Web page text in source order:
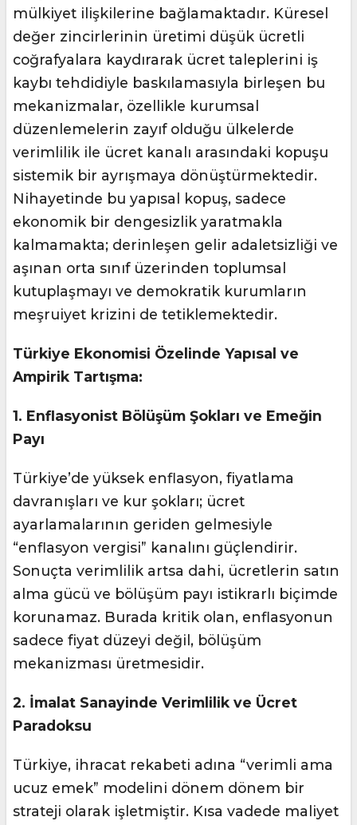
mülkiyet ilişkilerine bağlamaktadır. Küresel
değer zincirlerinin üretimi düşük ücretli
coğrafyalara kaydırarak ücret taleplerini iş
kaybı tehdidiyle baskılamasıyla birleşen bu
mekanizmalar, özellikle kurumsal
düzenlemelerin zayıf olduğu ülkelerde
verimlilik ile ücret kanalı arasındaki kopuşu
sistemik bir ayrışmaya dönüştürmektedir.
Nihayetinde bu yapısal kopuş, sadece
ekonomik bir dengesizlik yaratmakla
kalmamakta; derinleşen gelir adaletsizliği ve
aşınan orta sınıf üzerinden toplumsal
kutuplaşmayı ve demokratik kurumların
meşruiyet krizini de tetiklemektedir.
Türkiye Ekonomisi Özelinde Yapısal ve
Ampirik Tartışma:
1. Enflasyonist Bölüşüm Şokları ve Emeğin
Payı
Türkiye’de yüksek enflasyon, fiyatlama
davranışları ve kur şokları; ücret
ayarlamalarının geriden gelmesiyle
“enflasyon vergisi” kanalını güçlendirir.
Sonuçta verimlilik artsa dahi, ücretlerin satın
alma gücü ve bölüşüm payı istikrarlı biçimde
korunamaz. Burada kritik olan, enflasyonun
sadece fiyat düzeyi değil, bölüşüm
mekanizması üretmesidir.
2. İmalat Sanayinde Verimlilik ve Ücret
Paradoksu
Türkiye, ihracat rekabeti adına “verimli ama
ucuz emek” modelini dönem dönem bir
strateji olarak işletmiştir. Kısa vadede maliyet